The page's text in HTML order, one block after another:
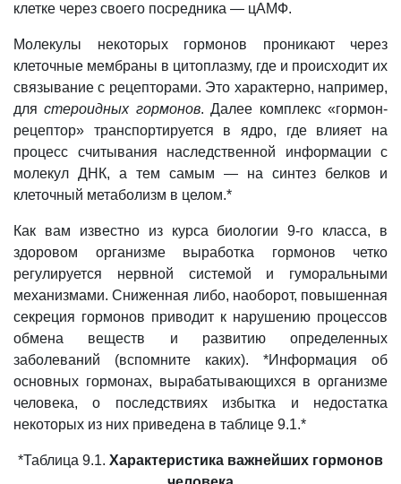
клетке через своего посредника — цАМФ.
Молекулы некоторых гормонов проникают через
клеточные мембраны в цитоплазму, где и происходит их
связывание с рецепторами. Это характерно, например,
длястероидных гормонов. Далее комплекс «гормон-
рецептор» транспортируется в ядро, где влияет на
процесс считывания наследственной информации с
молекул ДНК, а тем самым — на синтез белков и
клеточный метаболизм в целом.*
Как вам известно из курса биологии 9-го класса, в
здоровом организме выработка гормонов четко
регулируется нервной системой и гуморальными
механизмами. Сниженная либо, наоборот, повышенная
секреция гормонов приводит к нарушению процессов
обмена веществ и развитию определенных
заболеваний (вспомните каких). *Информация об
основных гормонах, вырабатывающихся в организме
человека, о последствиях избытка и недостатка
некоторых из них приведена в таблице 9.1.*
*Таблица 9.1. Характеристика важнейших гормонов